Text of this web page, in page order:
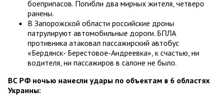
боеприпасов. Погибли два мирных жителя, четверо
ранены.
В Запорожской области российские дроны
патрулируют автомобильные дороги. БПЛА
противника атаковал пассажирский автобус
«Бердянск- Берестовое-Андреевка», к счастью, ни
водителя, ни пассажиров в салоне не было.
ВС РФ ночью нанесли удары по объектам в 6 областях
Украины: